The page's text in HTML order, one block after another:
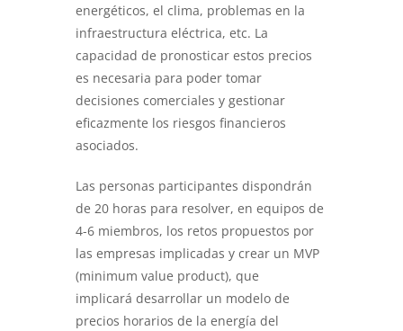
energéticos, el clima, problemas en la
infraestructura eléctrica, etc. La
capacidad de pronosticar estos precios
es necesaria para poder tomar
decisiones comerciales y gestionar
eficazmente los riesgos financieros
asociados.
Las personas participantes dispondrán
de 20 horas para resolver, en equipos de
4-6 miembros, los retos propuestos por
las empresas implicadas y crear un MVP
(minimum value product), que
implicará desarrollar un modelo de
precios horarios de la energía del